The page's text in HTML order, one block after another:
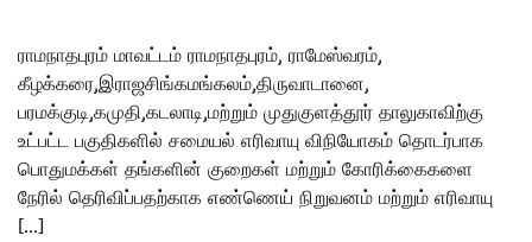
ராமநாதபுரம் மாவட்டம் ராமநாதபுரம், ராமேஸ்வரம்,
கீழக்கரை,இராஜசிங்கமங்கலம்,திருவாடானை,
பரமக்குடி,கமுதி,கடலாடி,மற்றும் முதுகுளத்தூர் தாலுகாவிற்கு
உட்பட்ட பகுதிகளில் சமையல் எரிவாயு விநியோகம் தொடர்பாக
பொதுமக்கள் தங்களின் குறைகள் மற்றும் கோரிக்கைகளை
நேரில் தெரிவிப்பதற்காக எண்ணெய் நிறுவனம் மற்றும் எரிவாயு
[…]